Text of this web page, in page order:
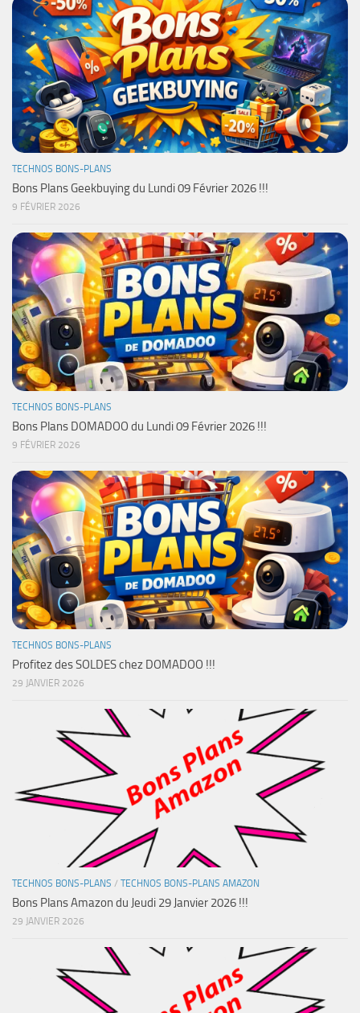
TECHNOS BONS-PLANS
Bons Plans Geekbuying du Lundi 09 Février 2026 !!!
9 FÉVRIER 2026
TECHNOS BONS-PLANS
Bons Plans DOMADOO du Lundi 09 Février 2026 !!!
9 FÉVRIER 2026
TECHNOS BONS-PLANS
Profitez des SOLDES chez DOMADOO !!!
29 JANVIER 2026
TECHNOS BONS-PLANS / TECHNOS BONS-PLANS AMAZON
Bons Plans Amazon du Jeudi 29 Janvier 2026 !!!
29 JANVIER 2026